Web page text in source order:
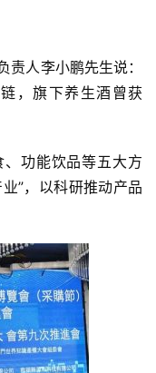
人李小鹏先生说：
，旗下养生酒曾获
、功能饮品等五大方
”，以科研推动产品